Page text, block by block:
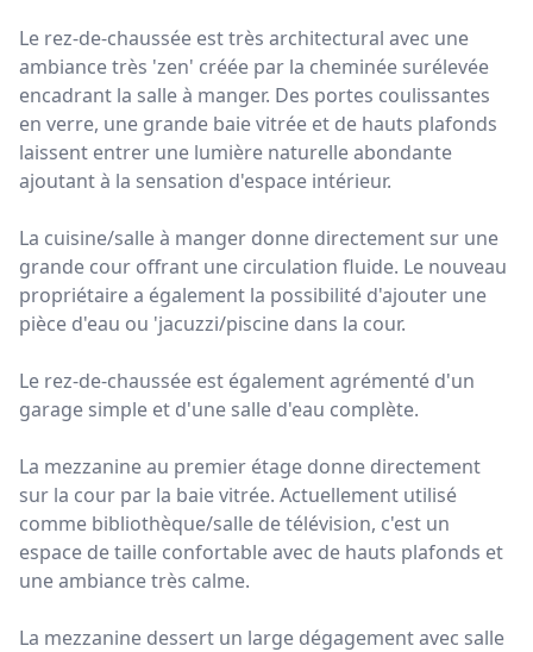
Le rez-de-chaussée est très architectural avec une
ambiance très 'zen' créée par la cheminée surélevée
encadrant la salle à manger. Des portes coulissantes
en verre, une grande baie vitrée et de hauts plafonds
laissent entrer une lumière naturelle abondante
ajoutant à la sensation d'espace intérieur.
La cuisine/salle à manger donne directement sur une
grande cour offrant une circulation fluide. Le nouveau
propriétaire a également la possibilité d'ajouter une
pièce d'eau ou 'jacuzzi/piscine dans la cour.
Le rez-de-chaussée est également agrémenté d'un
garage simple et d'une salle d'eau complète.
La mezzanine au premier étage donne directement
sur la cour par la baie vitrée. Actuellement utilisé
comme bibliothèque/salle de télévision, c'est un
espace de taille confortable avec de hauts plafonds et
une ambiance très calme.
La mezzanine dessert un large dégagement avec salle